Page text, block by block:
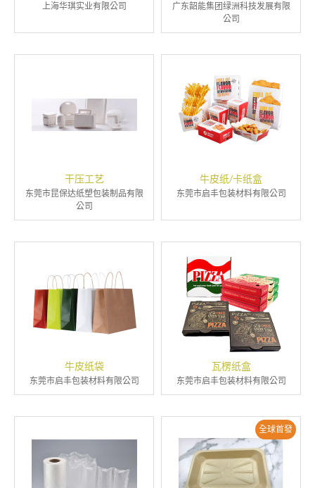
上海华琪实业有限公司
广东韶能集团绿洲科技发展有限
公司
干压工艺
东莞市昆保达纸塑包装制品有限
公司
牛皮纸/卡纸盒
东莞市启丰包装材料有限公司
牛皮纸袋
东莞市启丰包装材料有限公司
瓦楞纸盒
东莞市启丰包装材料有限公司
全球首發